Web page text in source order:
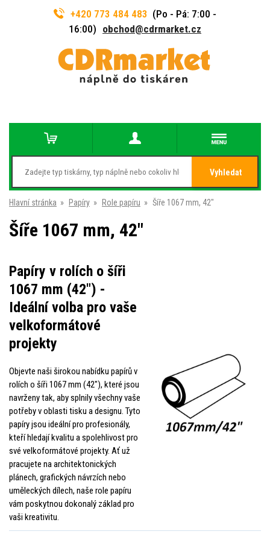
+420 773 484 483 (Po - Pá: 7:00 -
16:00) obchod@cdrmarket.cz
Vyhledat
Hlavní stránka » Papíry » Role papíru » Šíře 1067 mm, 42"
Šíře 1067 mm, 42"
Papíry v rolích o šíři
1067 mm (42") -
Ideální volba pro vaše
velkoformátové
projekty
Objevte naši širokou nabídku papírů v
rolích o šíři 1067 mm (42"), které jsou
navrženy tak, aby splnily všechny vaše
potřeby v oblasti tisku a designu. Tyto
papíry jsou ideální pro profesionály,
kteří hledají kvalitu a spolehlivost pro
své velkoformátové projekty. Ať už
pracujete na architektonických
plánech, grafických návrzích nebo
uměleckých dílech, naše role papíru
vám poskytnou dokonalý základ pro
vaši kreativitu.